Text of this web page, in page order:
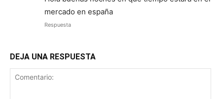
mercado en españa
Respuesta
DEJA UNA RESPUESTA